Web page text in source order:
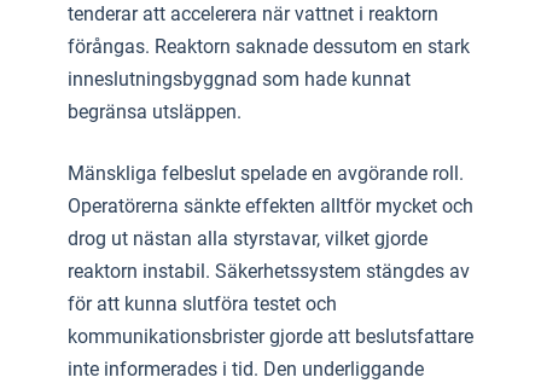
tenderar att accelerera när vattnet i reaktorn
förångas. Reaktorn saknade dessutom en stark
inneslutningsbyggnad som hade kunnat
begränsa utsläppen.
Mänskliga felbeslut spelade en avgörande roll.
Operatörerna sänkte effekten alltför mycket och
drog ut nästan alla styrstavar, vilket gjorde
reaktorn instabil. Säkerhetssystem stängdes av
för att kunna slutföra testet och
kommunikationsbrister gjorde att beslutsfattare
inte informerades i tid. Den underliggande